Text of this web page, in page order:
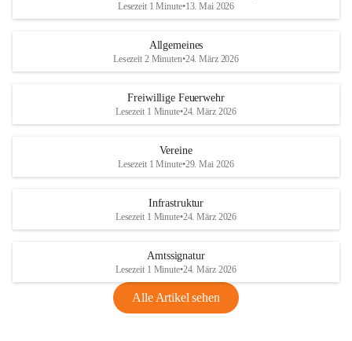
Lesezeit 1 Minute•13. Mai 2026
Allgemeines
Lesezeit 2 Minuten•24. März 2026
Freiwillige Feuerwehr
Lesezeit 1 Minute•24. März 2026
Vereine
Lesezeit 1 Minute•29. Mai 2026
Infrastruktur
Lesezeit 1 Minute•24. März 2026
Amtssignatur
Lesezeit 1 Minute•24. März 2026
Alle Artikel sehen